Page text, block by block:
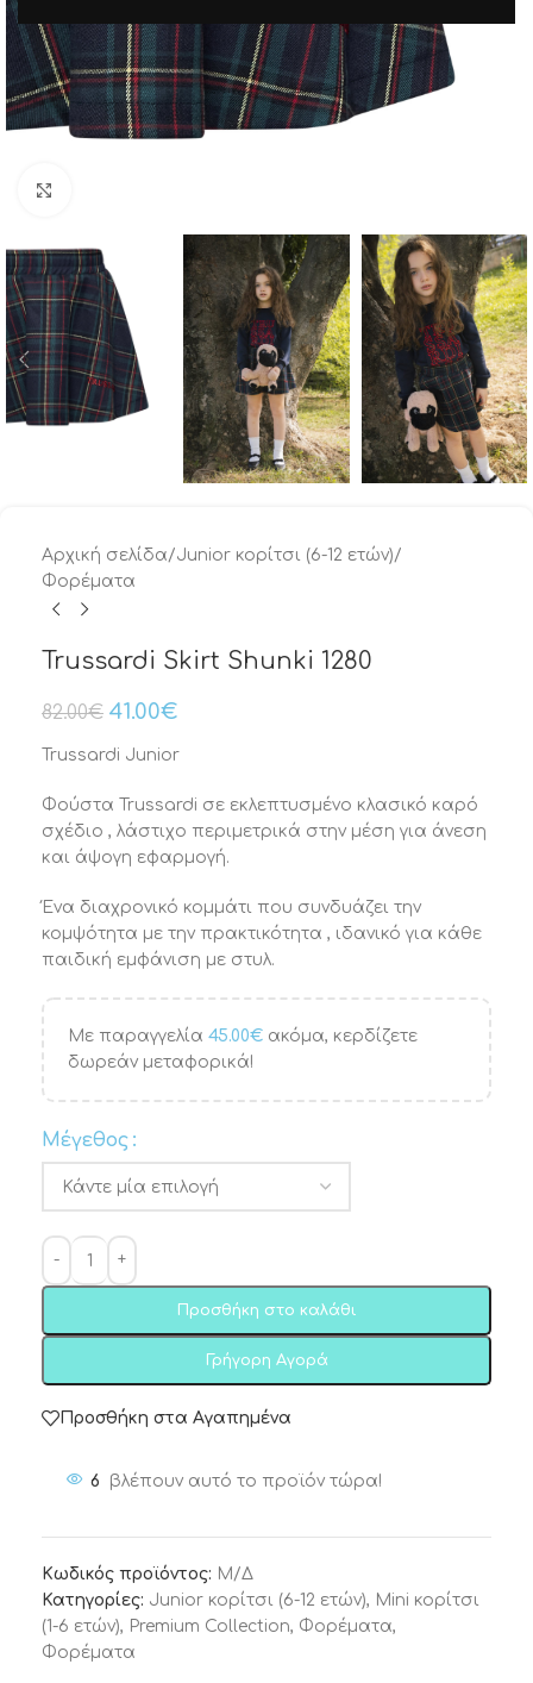
Αρχική σελίδα/Junior κορίτσι (6-12 ετών)/
Φορέματα
Trussardi Skirt Shunki 1280
82.00€ 41.00€
Trussardi Junior
Φούστα Trussardi σε εκλεπτυσμένο κλασικό καρό
σχέδιο , λάστιχο περιμετρικά στην μέση για άνεση
και άψογη εφαρμογή.
Ένα διαχρονικό κομμάτι που συνδυάζει την
κομψότητα με την πρακτικότητα , ιδανικό για κάθε
παιδική εμφάνιση με στυλ.
Με παραγγελία 45.00€ ακόμα, κερδίζετε
δωρεάν μεταφορικά!
Μέγεθος
Προσθήκη στο καλάθι
Γρήγορη Αγορά
Προσθήκη στα Αγαπημένα
6 βλέπουν αυτό το προϊόν τώρα!
Κωδικός προϊόντος: Μ/Δ
Κατηγορίες: Junior κορίτσι (6-12 ετών), Mini κορίτσι
(1-6 ετών), Premium Collection, Φορέματα,
Φορέματα